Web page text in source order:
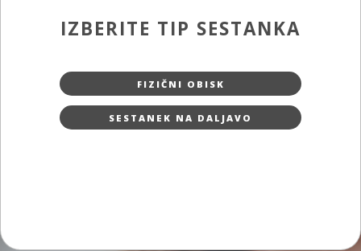
IZBERITE TIP SESTANKA
FIZIČNI OBISK
SESTANEK NA DALJAVO